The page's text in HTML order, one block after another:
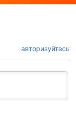
авторизуйтесь